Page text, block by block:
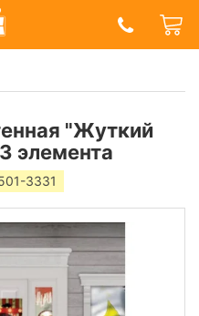
"Жуткий
элемента
3331